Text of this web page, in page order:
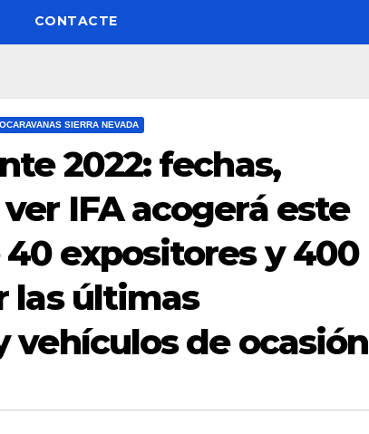
CONTACTE
SIERRA NEVADA
2022: fechas,
IFA acogerá este
expositores y 400
las últimas
vehículos de ocasión